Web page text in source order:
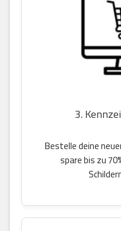
3.
Bestelle deine
spare bis zu